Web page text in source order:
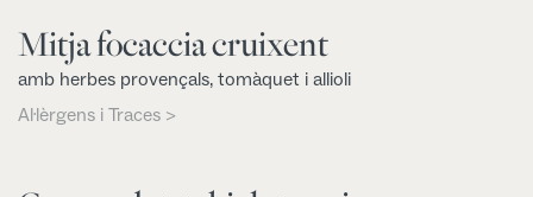
Mitja focaccia cruixent
amb herbes provençals, tomàquet i allioli
Al·lèrgens i Traces >